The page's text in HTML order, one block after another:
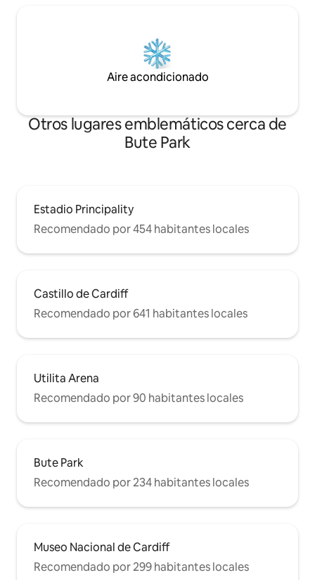
Aire acondicionado
Otros lugares emblemáticos cerca de
Bute Park
Estadio Principality
Recomendado por 454 habitantes locales
Castillo de Cardiff
Recomendado por 641 habitantes locales
Utilita Arena
Recomendado por 90 habitantes locales
Bute Park
Recomendado por 234 habitantes locales
Museo Nacional de Cardiff
Recomendado por 299 habitantes locales